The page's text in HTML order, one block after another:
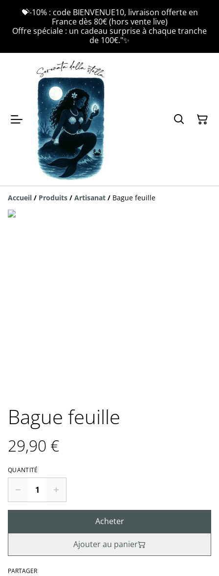
💝-10% : code BIENVENUE10, livraison offerte en
France dès 80€ (hors vente live)
Offre spéciale : un cadeau surprise à chaque tranche
de 100€."✨
Accueil / Produits / Artisanat / Bague feuille
Bague feuille
29,90 €
QUANTITÉ
Acheter
Ajouter au panier
PARTAGER